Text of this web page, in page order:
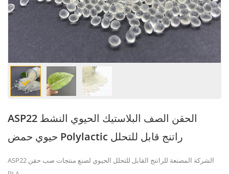
ASP22 الحقن الصف البلاستيك الحيوي النشط
حيوي حمض Polylactic راتنج قابل للتحلل
ASP22 الشركة المصنعة للراتنج القابل للتحلل الحيوي لصنع منتجات صب حقن